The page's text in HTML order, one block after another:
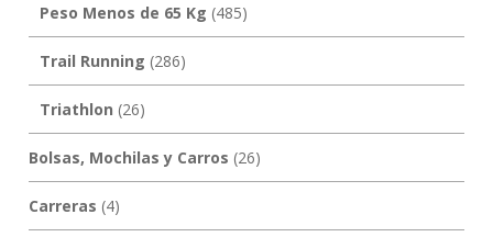
Peso Menos de 65 Kg (485)
Trail Running (286)
Triathlon (26)
Bolsas, Mochilas y Carros (26)
Carreras (4)